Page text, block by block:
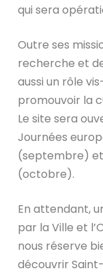
qui sera
Outre ses
recherche et
aussi un rôle
promouvoir la
Le site sera
Journées
(septembre) et
(octobre).
En attendant,
par la Ville et
nous réserve
découvrir